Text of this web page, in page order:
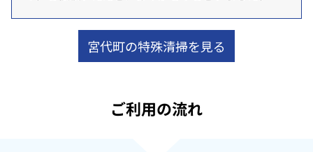
宮代町の特殊清掃を見る
ご利用の流れ